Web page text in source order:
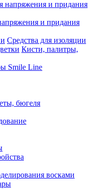
и придания
Средства для изоляции
Кисти, палитры,
Smile Line
бюгеля
восками